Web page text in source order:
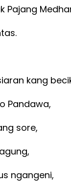
Pajang
kang
Pandawa,
sore,
ngangeni,